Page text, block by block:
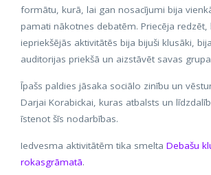
formātu, kurā, lai gan nosacījumi bija
pamati nākotnes debatēm. Priecēja redzēt,
iepriekšējās aktivitātēs bija bijuši klusāki,
auditorijas priekšā un aizstāvēt savas
Īpašs paldies jāsaka sociālo zinību un
Darjai Korabickai, kuras atbalsts un
īstenot šīs nodarbības.
Iedvesma aktivitātēm tika smelta Debašu
rokasgrāmatā.